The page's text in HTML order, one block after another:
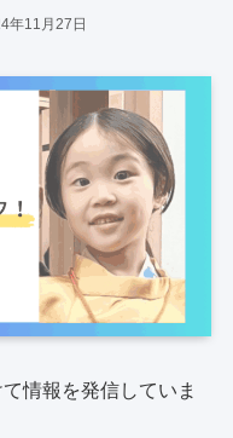
年11月27日
情報を発信していま